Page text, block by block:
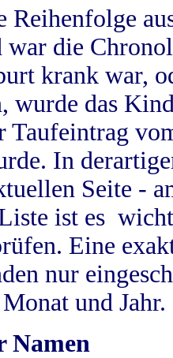
Reihenfolge
war die
krank war,
wurde das
Taufeintrag
In
Seite -
ist es
Eine
nur
und Jahr.
Namen